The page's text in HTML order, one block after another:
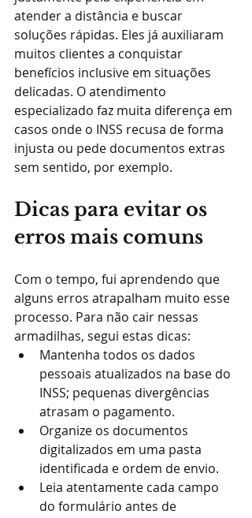
atender a distância e buscar
soluções rápidas. Eles já auxiliaram
muitos clientes a conquistar
benefícios inclusive em situações
delicadas. O atendimento
especializado faz muita diferença em
casos onde o INSS recusa de forma
injusta ou pede documentos extras
sem sentido, por exemplo.
Dicas para evitar os
erros mais comuns
Com o tempo, fui aprendendo que
alguns erros atrapalham muito esse
processo. Para não cair nessas
armadilhas, segui estas dicas:
Mantenha todos os dados
pessoais atualizados na base do
INSS; pequenas divergências
atrasam o pagamento.
Organize os documentos
digitalizados em uma pasta
identificada e ordem de envio.
Leia atentamente cada campo
do formulário antes de